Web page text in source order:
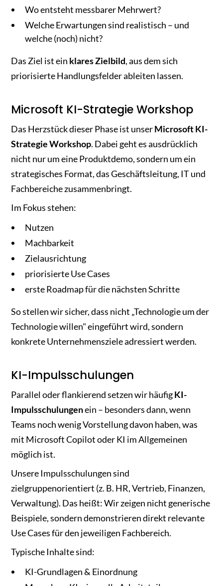
Wo entsteht messbarer Mehrwert?
Welche Erwartungen sind realistisch – und
welche (noch) nicht?
Das Ziel ist ein klares Zielbild, aus dem sich
priorisierte Handlungsfelder ableiten lassen.
Microsoft KI-Strategie Workshop
Das Herzstück dieser Phase ist unserMicrosoft KI-
Strategie Workshop. Dabei geht es ausdrücklich
nicht nur um eine Produktdemo, sondern um ein
strategisches Format, das Geschäftsleitung, IT und
Fachbereiche zusammenbringt.
Im Fokus stehen:
Nutzen
Machbarkeit
Zielausrichtung
priorisierte Use Cases
erste Roadmap für die nächsten Schritte
So stellen wir sicher, dass nicht „Technologie um der
Technologie willen" eingeführt wird, sondern
konkrete Unternehmensziele adressiert werden.
KI-Impulsschulungen
Parallel oder flankierend setzen wir häufigKI-
Impulsschulungenein – besonders dann, wenn
Teams noch wenig Vorstellung davon haben, was
mit Microsoft Copilot oder KI im Allgemeinen
möglich ist.
Unsere Impulsschulungen sind
zielgruppenorientiert (z. B. HR, Vertrieb, Finanzen,
Verwaltung). Das heißt: Wir zeigen nicht generische
Beispiele, sondern demonstrieren direkt relevante
Use Cases für den jeweiligen Fachbereich.
Typische Inhalte sind:
KI-Grundlagen & Einordnung